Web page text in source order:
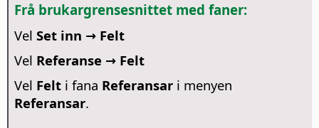
Frå brukargrensesnittet med faner:
Vel Set inn → Felt
Vel Referanse → Felt
Vel Felti fana Referansari menyen
Referansar.